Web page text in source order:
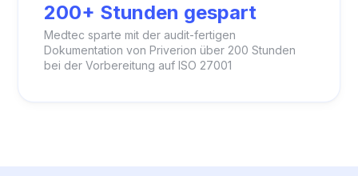
200+ Stunden gespart
Medtec sparte mit der audit-fertigen
Dokumentation von Priverion über 200 Stunden
bei der Vorbereitung auf ISO 27001